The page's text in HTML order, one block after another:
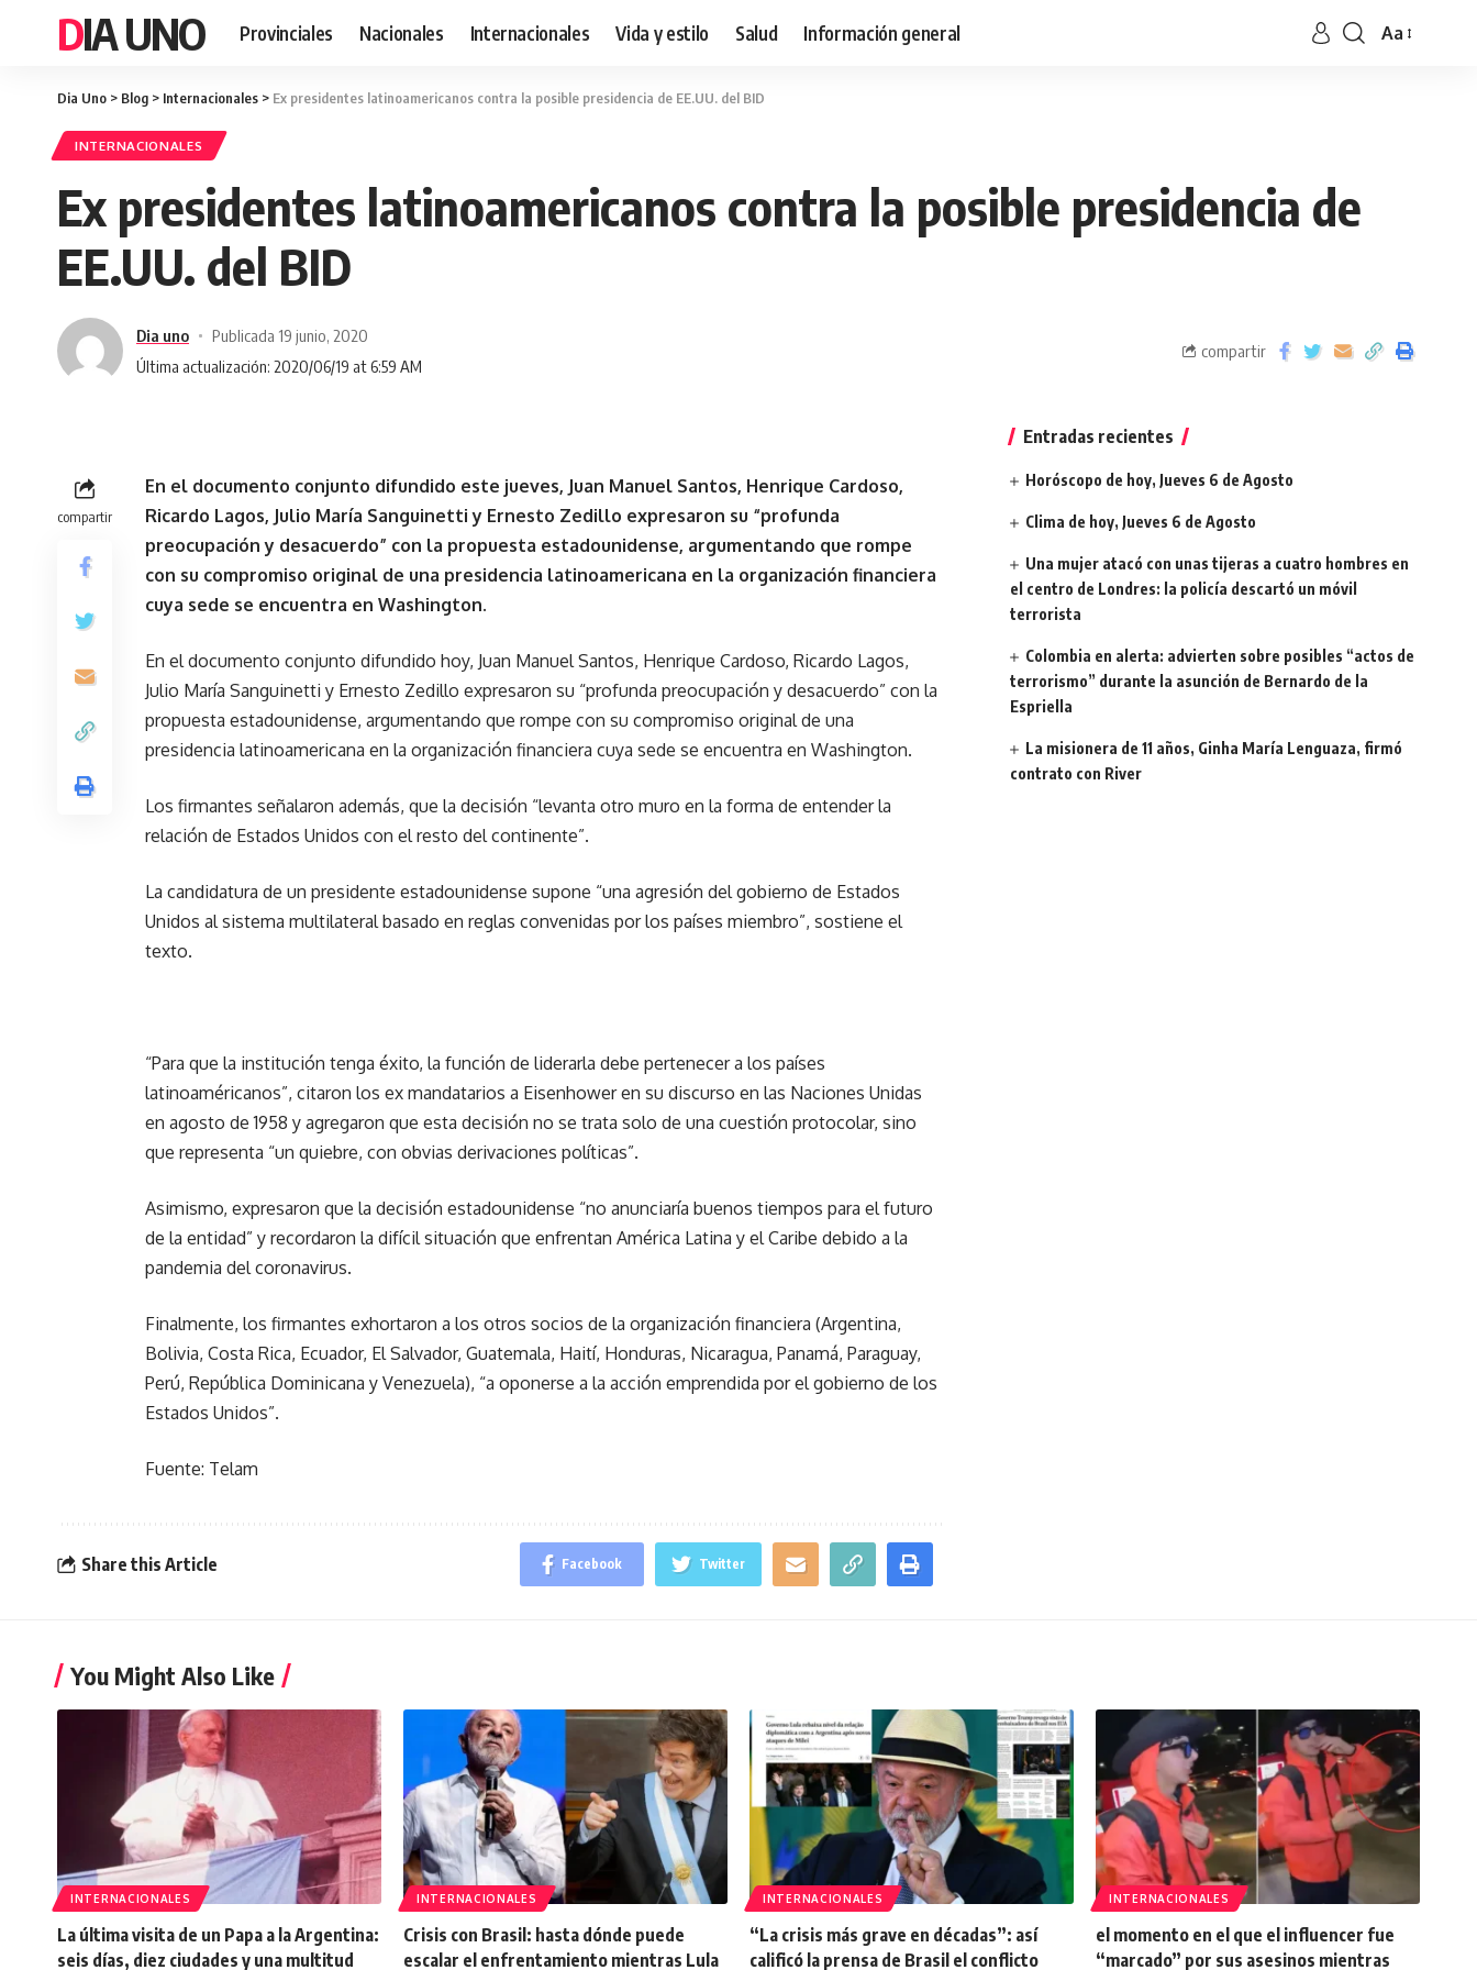
DIA UNO Provinciales Nacionales Internacionales Vida y estilo Salud Información general Aa
Dia Uno > Blog > Internacionales > Ex presidentes latinoamericanos contra la posible presidencia de EE.UU. del BID
INTERNACIONALES
Ex presidentes latinoamericanos contra la posible presidencia de
EE.UU. del BID
Última actualización: 2020/06/19 at 6:59 AM
Dia uno Publicada 19 junio, 2020
compartir
compartir
En el documento conjunto difundido este jueves, Juan Manuel Santos, Henrique Cardoso,
Ricardo Lagos, Julio María Sanguinetti y Ernesto Zedillo expresaron su “profunda
preocupación y desacuerdo” con la propuesta estadounidense, argumentando que rompe
con su compromiso original de una presidencia latinoamericana en la organización financiera
cuya sede se encuentra en Washington.
En el documento conjunto difundido hoy, Juan Manuel Santos, Henrique Cardoso, Ricardo Lagos,
Julio María Sanguinetti y Ernesto Zedillo expresaron su “profunda preocupación y desacuerdo” con la
propuesta estadounidense, argumentando que rompe con su compromiso original de una
presidencia latinoamericana en la organización financiera cuya sede se encuentra en Washington.
Los firmantes señalaron además, que la decisión “levanta otro muro en la forma de entender la
relación de Estados Unidos con el resto del continente”.
La candidatura de un presidente estadounidense supone “una agresión del gobierno de Estados
Unidos al sistema multilateral basado en reglas convenidas por los países miembro”, sostiene el
texto.
“Para que la institución tenga éxito, la función de liderarla debe pertenecer a los países
latinoaméricanos”, citaron los ex mandatarios a Eisenhower en su discurso en las Naciones Unidas
en agosto de 1958 y agregaron que esta decisión no se trata solo de una cuestión protocolar, sino
que representa “un quiebre, con obvias derivaciones políticas”.
Asimismo, expresaron que la decisión estadounidense “no anunciaría buenos tiempos para el futuro
de la entidad” y recordaron la difícil situación que enfrentan América Latina y el Caribe debido a la
pandemia del coronavirus.
Finalmente, los firmantes exhortaron a los otros socios de la organización financiera (Argentina,
Bolivia, Costa Rica, Ecuador, El Salvador, Guatemala, Haití, Honduras, Nicaragua, Panamá, Paraguay,
Perú, República Dominicana y Venezuela), “a oponerse a la acción emprendida por el gobierno de los
Estados Unidos”.
Fuente: Telam
Share this Article Facebook Twitter
Entradas recientes
Horóscopo de hoy, Jueves 6 de Agosto
Clima de hoy, Jueves 6 de Agosto
Una mujer atacó con unas tijeras a cuatro hombres en
el centro de Londres: la policía descartó un móvil
terrorista
Colombia en alerta: advierten sobre posibles “actos de
terrorismo” durante la asunción de Bernardo de la
Espriella
La misionera de 11 años, Ginha María Lenguaza, firmó
contrato con River
You Might Also Like
INTERNACIONALES
La última visita de un Papa a la Argentina:
seis días, diez ciudades y una multitud
INTERNACIONALES
Crisis con Brasil: hasta dónde puede
escalar el enfrentamiento mientras Lula
INTERNACIONALES
“La crisis más grave en décadas”: así
calificó la prensa de Brasil el conflicto
INTERNACIONALES
el momento en el que el influencer fue
“marcado” por sus asesinos mientras